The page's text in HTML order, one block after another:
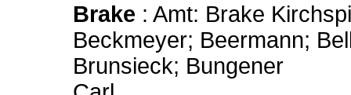
Brake : Amt: Brake
Beckmeyer; Beermann;
Brunsieck; Bungener